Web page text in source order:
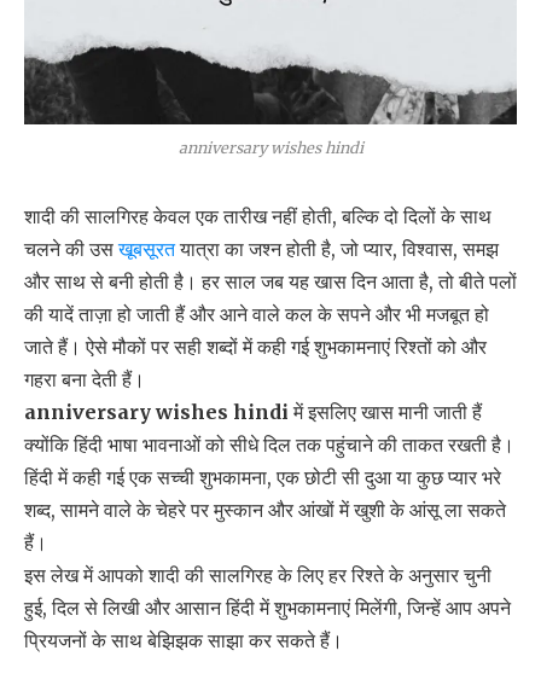
anniversary wishes hindi
शादी की सालगिरह केवल एक तारीख नहीं होती, बल्कि दो दिलों के साथ
चलने की उसखूबसूरतयात्रा का जश्न होती है, जो प्यार, विश्वास, समझ
और साथ से बनी होती है। हर साल जब यह खास दिन आता है, तो बीते पलों
की यादें ताज़ा हो जाती हैं और आने वाले कल के सपने और भी मजबूत हो
जाते हैं। ऐसे मौकों पर सही शब्दों में कही गई शुभकामनाएं रिश्तों को और
गहरा बना देती हैं।
anniversary wishes hindi में इसलिए खास मानी जाती हैं
क्योंकि हिंदी भाषा भावनाओं को सीधे दिल तक पहुंचाने की ताकत रखती है।
हिंदी में कही गई एक सच्ची शुभकामना, एक छोटी सी दुआ या कुछ प्यार भरे
शब्द, सामने वाले के चेहरे पर मुस्कान और आंखों में खुशी के आंसू ला सकते
हैं।
इस लेख में आपको शादी की सालगिरह के लिए हर रिश्ते के अनुसार चुनी
हुई, दिल से लिखी और आसान हिंदी में शुभकामनाएं मिलेंगी, जिन्हें आप अपने
प्रियजनों के साथ बेझिझक साझा कर सकते हैं।